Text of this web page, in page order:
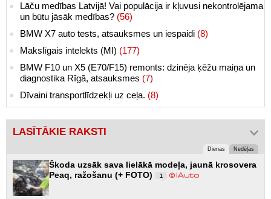
Lāču medības Latvijā! Vai populācija ir kļuvusi nekontrolējama
un būtu jāsāk medības? (56)
BMW X7 auto tests, atsauksmes un iespaidi (8)
Makslīgais intelekts (MI) (177)
BMW F10 un X5 (E70/F15) remonts: dzinēja ķēžu maiņa un
diagnostika Rīgā, atsauksmes (7)
Dīvaini transportlīdzekļi uz ceļa. (8)
LASĪTĀKIE RAKSTI
Dienas Nedēļas
Škoda uzsāk sava lielākā modeļa, jaunā krosovera
Peaq, ražošanu (+ FOTO)
1